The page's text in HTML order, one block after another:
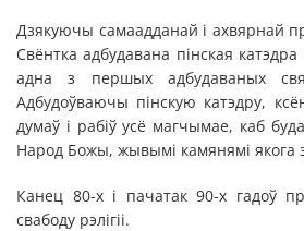
Дзякуючы самаадданай і ахвярнай
Свёнтка адбудавана пінская
адна з першых адбудаваных
Адбудоўваючы пінскую катэдру,
думаў і рабіў усё магчымае, каб
Народ Божы, жывымі камянямі якога
Канец 80-х і пачатак 90-х гадоў
свабоду рэлігіі.